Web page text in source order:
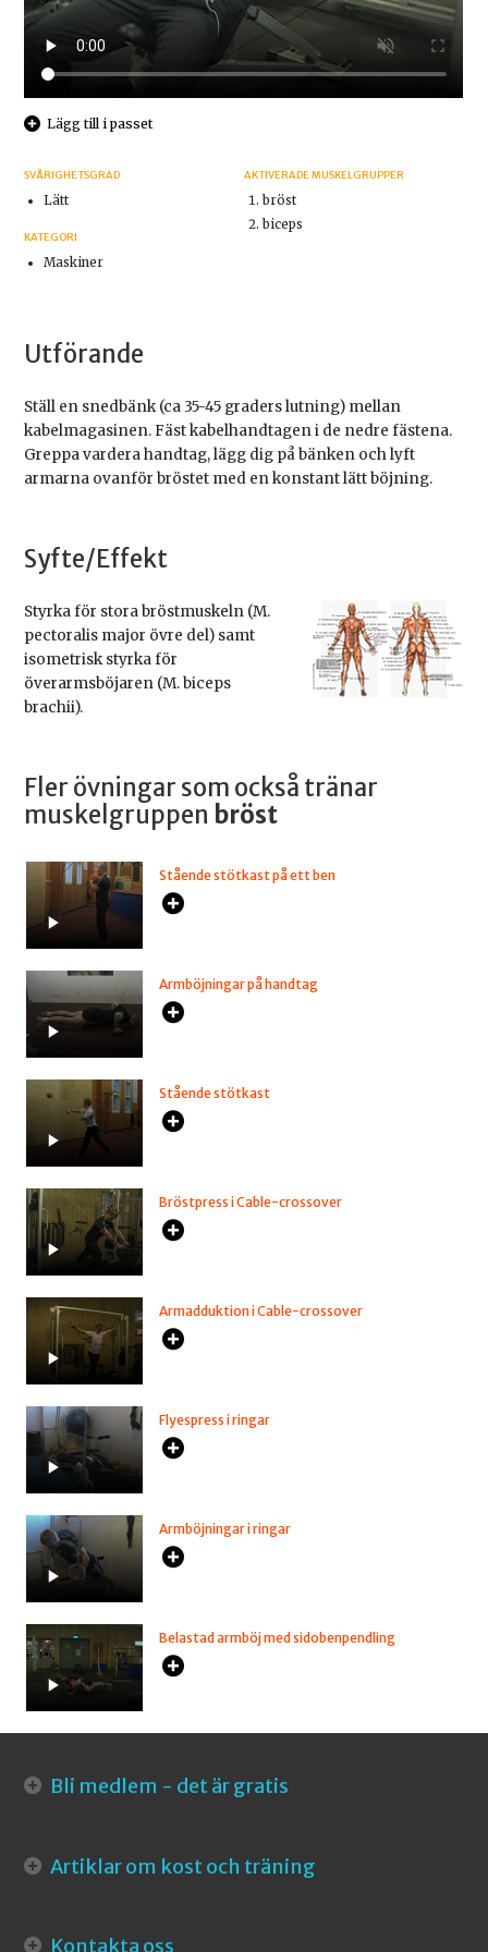
Lägg till i passet
SVÅRIGHETSGRAD
Lätt
KATEGORI
Maskiner
AKTIVERADE MUSKELGRUPPER
bröst
biceps
Utförande
Ställ en snedbänk (ca 35-45 graders lutning) mellan
kabelmagasinen. Fäst kabelhandtagen i de nedre fästena.
Greppa vardera handtag, lägg dig på bänken och lyft
armarna ovanför bröstet med en konstant lätt böjning.
Syfte/Effekt
Styrka för stora bröstmuskeln (M.
pectoralis major övre del) samt
isometrisk styrka för
överarmsböjaren (M. biceps
brachii).
Fler övningar som också tränar
muskelgruppen bröst
Stående stötkast på ett ben
Armböjningar på handtag
Stående stötkast
Bröstpress i Cable-crossover
Armadduktion i Cable-crossover
Flyespress i ringar
Armböjningar i ringar
Belastad armböj med sidobenpendling
Bli medlem - det är gratis
Artiklar om kost och träning
Kontakta oss